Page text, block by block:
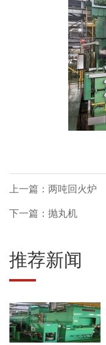
上一篇：两吨回火炉
下一篇：抛丸机
推荐新闻